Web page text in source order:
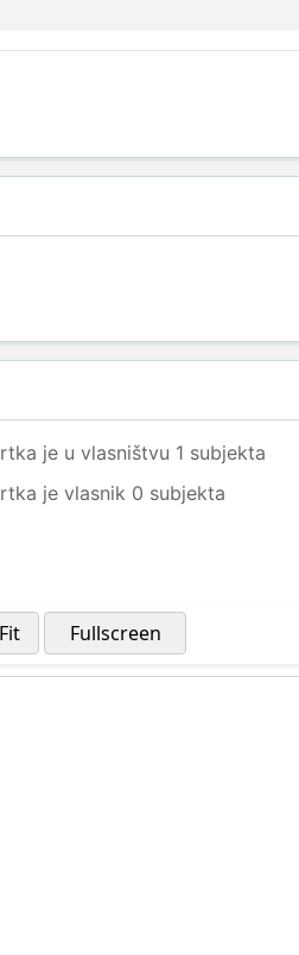
je u vlasništvu 1 subjekta
je vlasnik 0 subjekta
Fullscreen